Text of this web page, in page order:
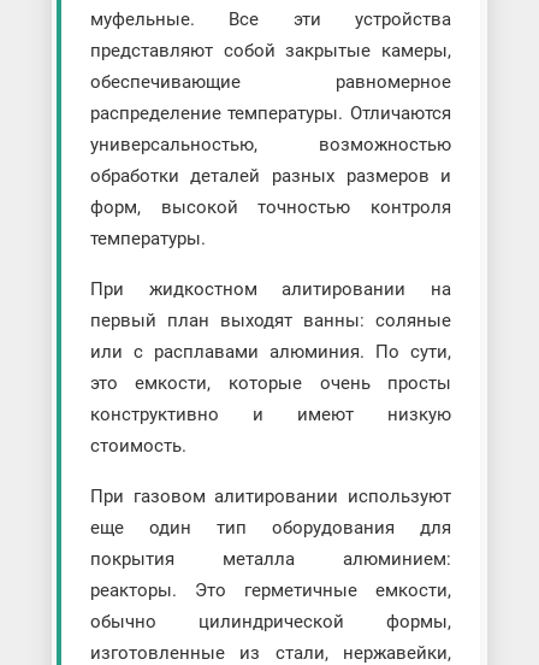
муфельные. Все эти устройства
представляют собой закрытые камеры,
обеспечивающие равномерное
распределение температуры. Отличаются
универсальностью, возможностью
обработки деталей разных размеров и
форм, высокой точностью контроля
температуры.
При жидкостном алитировании на
первый план выходят ванны: соляные
или с расплавами алюминия. По сути,
это емкости, которые очень просты
конструктивно и имеют низкую
стоимость.
При газовом алитировании используют
еще один тип оборудования для
покрытия металла алюминием:
реакторы. Это герметичные емкости,
обычно цилиндрической формы,
изготовленные из стали, нержавейки,